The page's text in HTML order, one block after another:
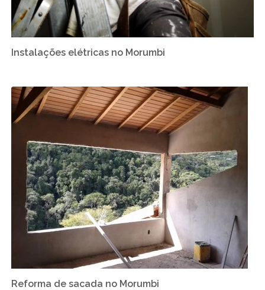
Instalações elétricas no Morumbi
Reforma de sacada no Morumbi